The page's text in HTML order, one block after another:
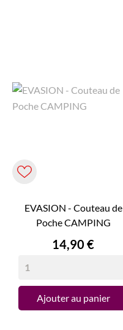
EVASION - Couteau de
Poche CAMPING
Prix
14,90 €
Ajouter au panier